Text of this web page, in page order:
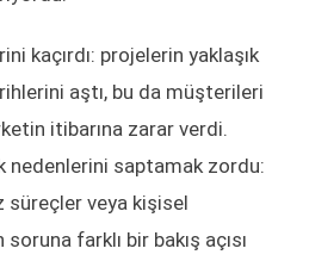
kaçırdı: projelerin yaklaşık
aştı, bu da müşterileri
itibarına zarar verdi.
nedenlerini saptamak zordu:
veya kişisel
farklı bir bakış açısı